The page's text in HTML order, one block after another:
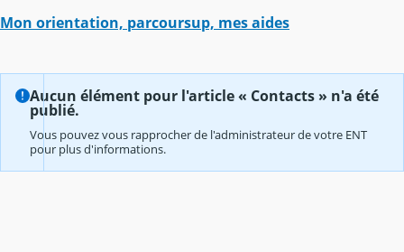
Mon orientation, parcoursup, mes aides
Aucun élément pour l'article « Contacts » n'a été
publié.
Vous pouvez vous rapprocher de l'administrateur de votre ENT
pour plus d'informations.